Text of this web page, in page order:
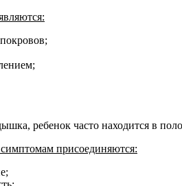
ребенок часто находится в
присоединяются: